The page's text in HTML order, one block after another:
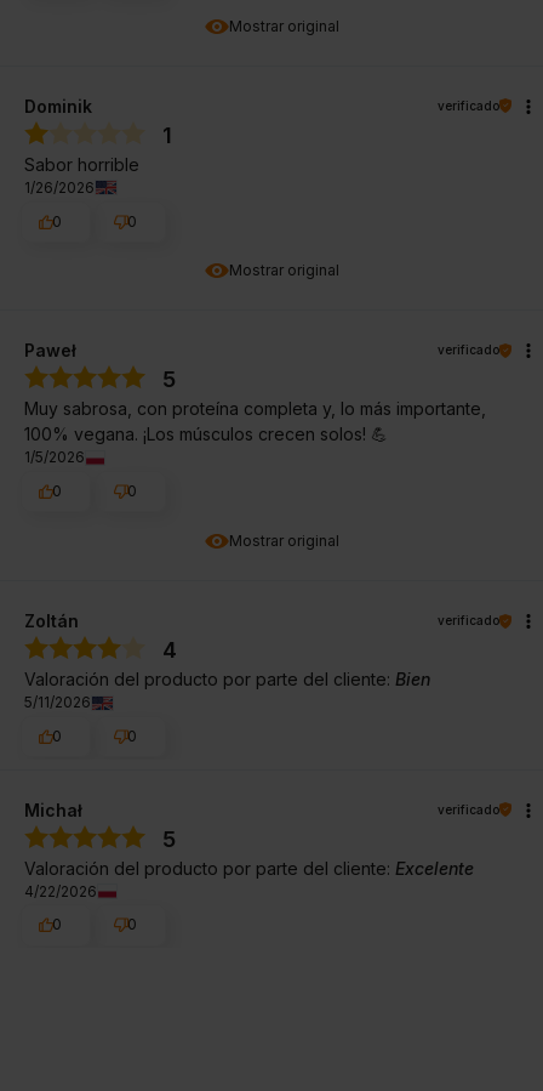
Mostrar original
Mostrar original
Dominik verificado
1
Sabor horrible
1/26/2026
0
0
Mostrar original
Paweł verificado
5
Muy sabrosa, con proteína completa y, lo más importante,
100% vegana. ¡Los músculos crecen solos! 💪
1/5/2026
0
0
Zoltán verificado
4
Valoración del producto por parte del cliente: Bien
5/11/2026
0
0
Michał verificado
5
Valoración del producto por parte del cliente: Excelente
4/22/2026
0
0